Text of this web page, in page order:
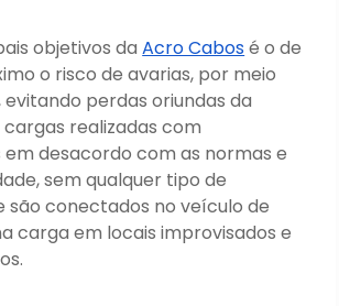
objetivos daAcro Cabosé o de
o risco de avarias, por meio
evitando perdas oriundas da
realizadas com
desacordo com as normas e
sem qualquer tipo de
são conectados no veículo de
carga em locais improvisados e